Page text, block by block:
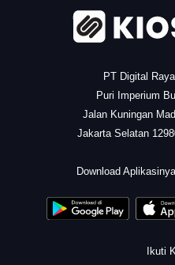
PT Digital
Puri Imperium
Jalan Kuningan
Jakarta Selatan
Download
Ikuti